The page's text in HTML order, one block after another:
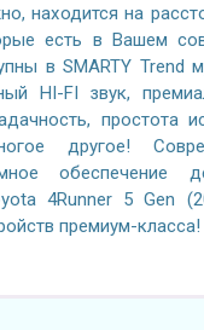
находится на
есть в Вашем
в SMARTY Trend
HI-FI звук,
простота
другое!
обеспечение
4Runner 5 Gen
премиум-класса!